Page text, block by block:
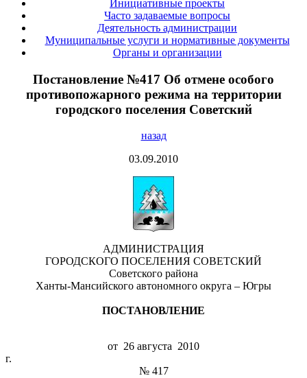
Инициативные проекты
Часто задаваемые вопросы
Деятельность администрации
Муниципальные услуги и нормативные документы
Органы и организации
Постановление №417 Об отмене особого
противопожарного режима на территории
городского поселения Советский
назад
03.09.2010
АДМИНИСТРАЦИЯ
ГОРОДСКОГО ПОСЕЛЕНИЯ СОВЕТСКИЙ
Советского района
Ханты-Мансийского автономного округа – Югры
ПОСТАНОВЛЕНИЕ
от 26 августа 2010
№ 417